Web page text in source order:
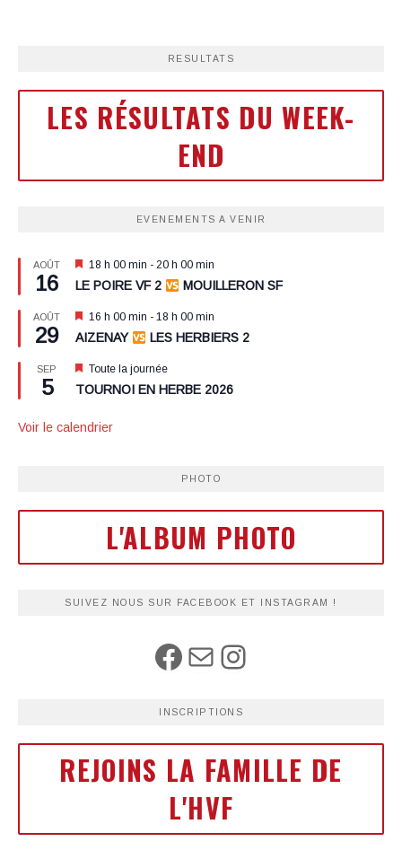
RESULTATS
LES RÉSULTATS DU WEEK-
END
EVENEMENTS A VENIR
AOÛT
16
Mis
en
avant
18 h 00 min - 20 h 00 min
LE POIRE VF 2 MOUILLERON SF
AOÛT
29
Mis
en
avant
16 h 00 min - 18 h 00 min
AIZENAY LES HERBIERS 2
SEP
5
Mis
en
avant
Toute la journée
TOURNOI EN HERBE 2026
Voir le calendrier
PHOTO
L'ALBUM PHOTO
SUIVEZ NOUS SUR FACEBOOK ET INSTAGRAM !
INSCRIPTIONS
REJOINS LA FAMILLE DE
L'HVF